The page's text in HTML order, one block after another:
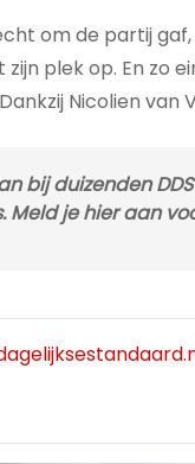
om de partij
zijn plek op. En zo
Nicolien van
bij duizenden
Meld je hier aan